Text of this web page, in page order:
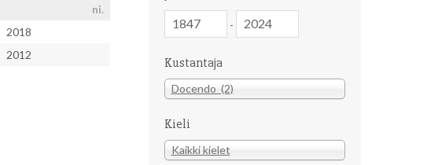
2018
2012
-
Kustantaja
Kustantaja
Docendo (2)
Kieli
Kieli
Kaikki kielet